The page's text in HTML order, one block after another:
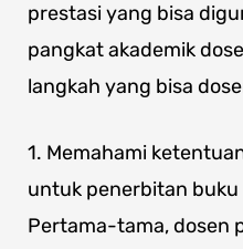
prestasi yang bisa
pangkat akademik
langkah yang bisa
1. Memahami
untuk penerbitan buku
Pertama-tama, dosen